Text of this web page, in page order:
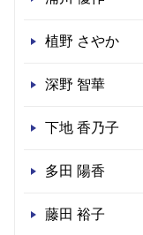
植野 さやか
深野 智華
下地 香乃子
多田 陽香
藤田 裕子